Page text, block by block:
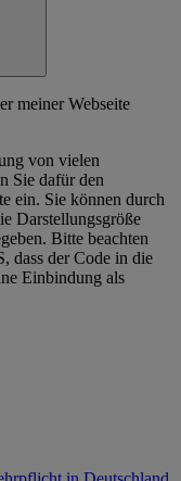
meiner Webseite
von vielen
Sie dafür den
ein. Sie können durch
Darstellungsgröße
Bitte beachten
dass der Code in die
Einbindung als